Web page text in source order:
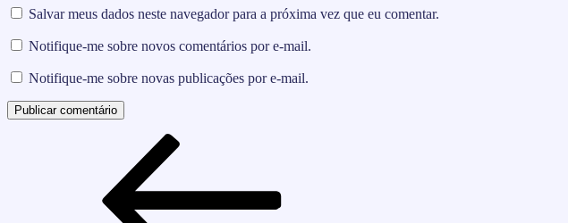
Salvar meus dados neste navegador para a próxima vez que eu comentar.
Notifique-me sobre novos comentários por e-mail.
Notifique-me sobre novas publicações por e-mail.